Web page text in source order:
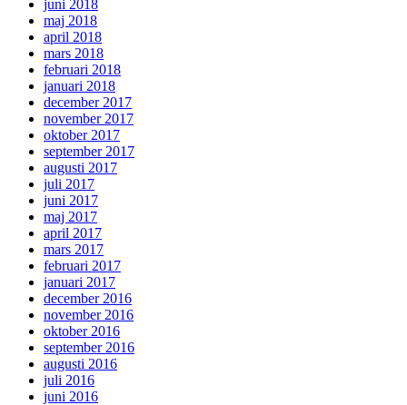
juni 2018
maj 2018
april 2018
mars 2018
februari 2018
januari 2018
december 2017
november 2017
oktober 2017
september 2017
augusti 2017
juli 2017
juni 2017
maj 2017
april 2017
mars 2017
februari 2017
januari 2017
december 2016
november 2016
oktober 2016
september 2016
augusti 2016
juli 2016
juni 2016